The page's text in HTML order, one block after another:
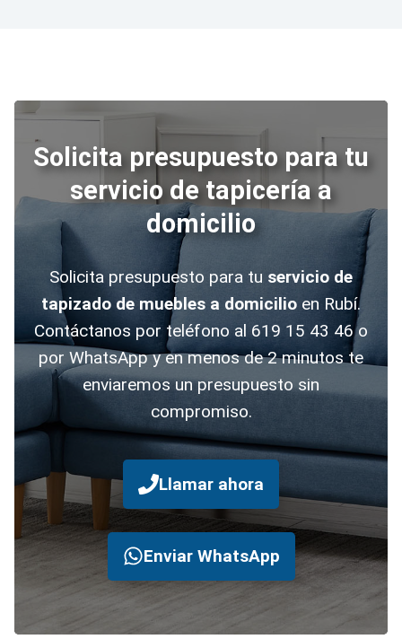
Solicita presupuesto para tu
servicio de tapicería a
domicilio
Solicita presupuesto para tu servicio de
tapizado de muebles a domicilio en Rubí.
Contáctanos por teléfono al 619 15 43 46 o
por WhatsApp y en menos de 2 minutos te
enviaremos un presupuesto sin
compromiso.
Llamar ahora
Enviar WhatsApp